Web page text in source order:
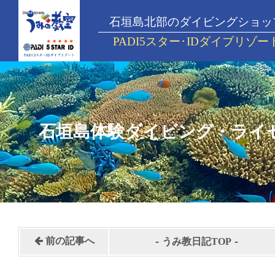
石垣島北部のダイビングショッ
PADI5スター･IDダイブリゾー
石垣島体験ダイビング・ライ
前の記事へ - うみ教日記TOP -